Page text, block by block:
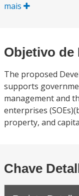
mais
Objetivo de
The proposed
supports
management and
enterprises
property, and
Chave